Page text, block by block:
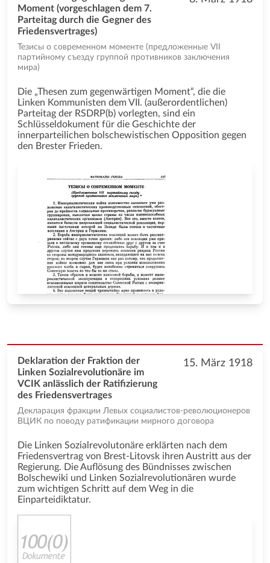
Moment (vorgeschlagen dem 7.
Parteitag durch die Gegner des
Friedensvertrages)
Тезисы о современном моменте (предложенные VII
партийному съезду группой противников заключения
мира)
Die „Thesen zum gegenwärtigen Moment“, die die
Linken Kommunisten dem VII. (außerordentlichen)
Parteitag der RSDRP(b) vorlegten, sind ein
Schlüsseldokument für die Geschichte der
innerparteilichen bolschewistischen Opposition gegen
den Brester Frieden.
15. März 1918
Deklaration der Fraktion der
Linken Sozialrevolutionäre im
VCIK anlässlich der Ratifizierung
des Friedensvertrages
Декларация фракции Левых социалистов-революционеров
ВЦИК по поводу ратификации мирного договора
Die Linken Sozialrevolutonäre erklärten nach dem
Friedensvertrag von Brest-Litovsk ihren Austritt aus der
Regierung. Die Auflösung des Bündnisses zwischen
Bolschewiki und Linken Sozialrevolutionären wurde
zum wichtigen Schritt auf dem Weg in die
Einparteidiktatur.